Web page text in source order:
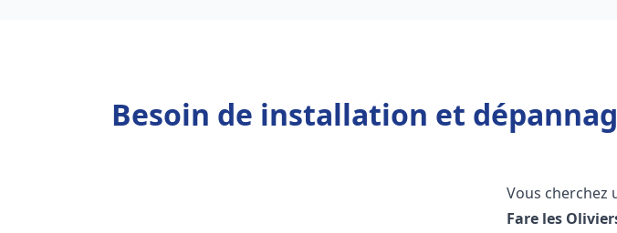
Besoin de installation et
Vous cherchez
Fare les